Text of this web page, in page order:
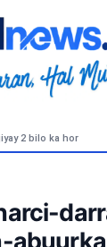
2 bilo ka hor